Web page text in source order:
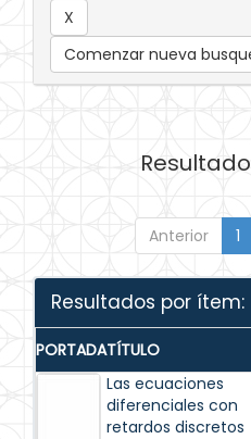
Comenzar nueva
Anterior 1
Resultados por ítem:
PORTADATÍTULO
Las ecuaciones
diferenciales con
retardos discretos